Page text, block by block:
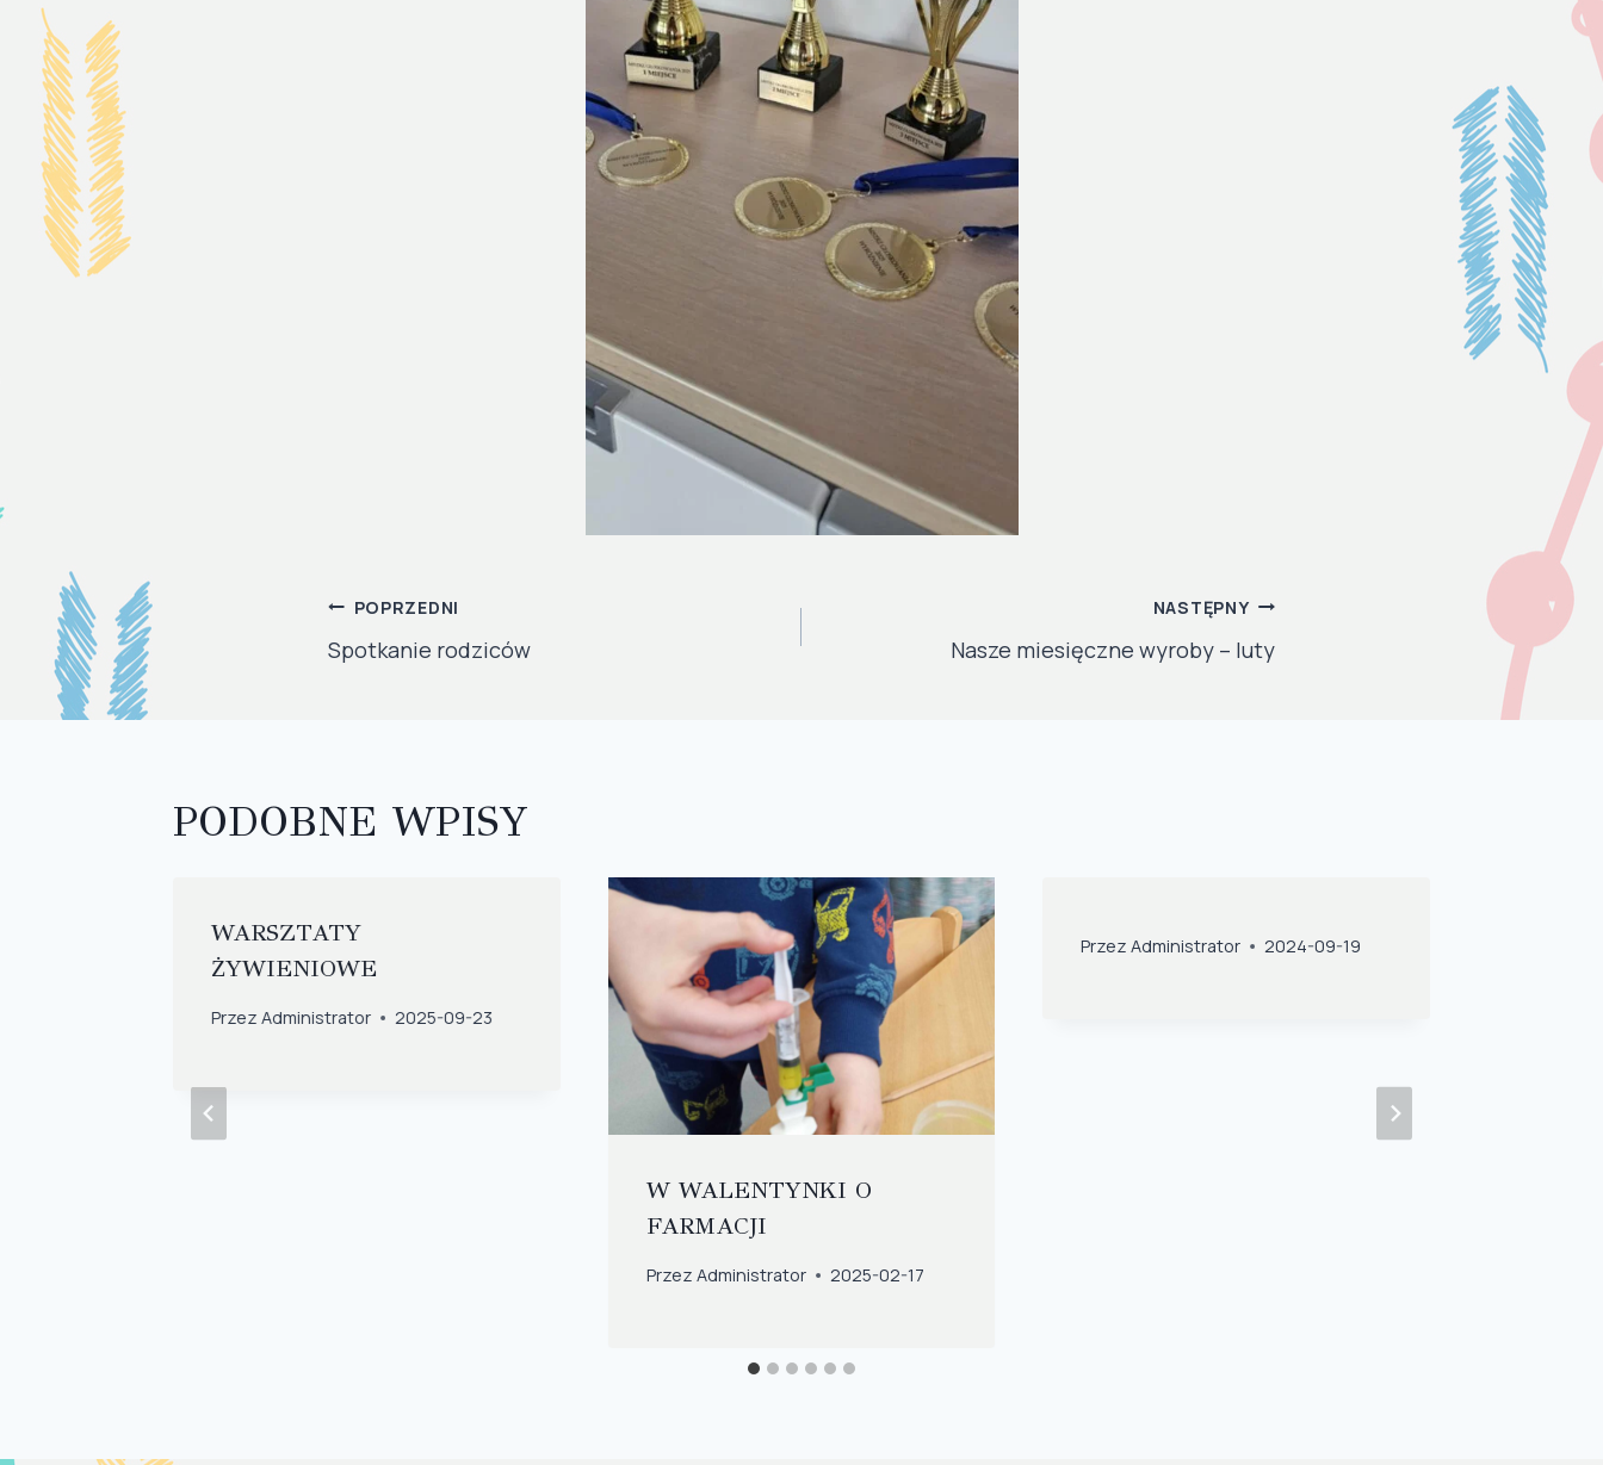
NAWIGACJA
WPISU
POPRZEDNI
Spotkanie rodziców
NASTĘPNY
Nasze miesięczne wyroby – luty
PODOBNE WPISY
WARSZTATY
ŻYWIENIOWE
Przez Administrator 2025-09-23
W WALENTYNKI O
FARMACJI
Przez Administrator 2025-02-17
Przez Administrator 2024-09-19